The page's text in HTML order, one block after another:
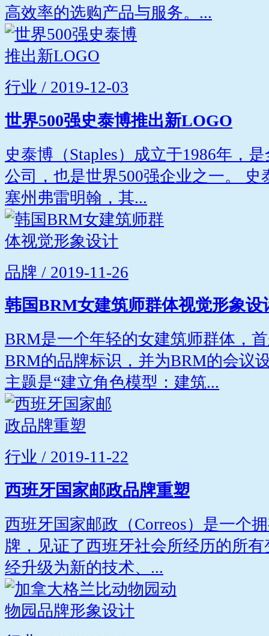
高效率的选购产品与服务。...
行业 / 2019-12-03
世界500强史泰博推出新LOGO
史泰博（Staples）成立于1986年，
公司，也是世界500强企业之一。
塞州弗雷明翰，其...
品牌 / 2019-11-26
韩国BRM女建筑师群体视觉形象设
BRM是一个年轻的女建筑师群体，
BRM的品牌标识，并为BRM的会议
主题是“建立角色模型：建筑...
行业 / 2019-11-22
西班牙国家邮政品牌重塑
西班牙国家邮政（Correos）是一个
牌，见证了西班牙社会所经历的所有
经升级为新的技术、...